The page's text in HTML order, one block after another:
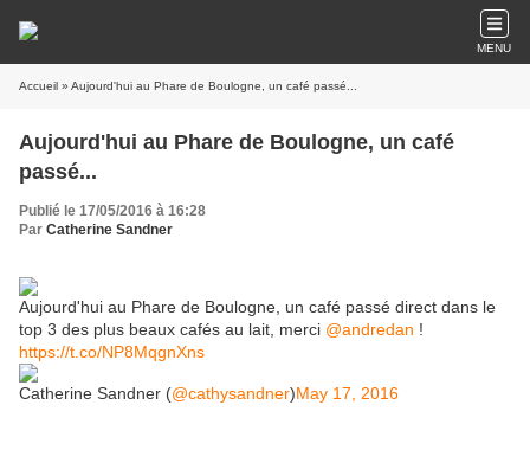
MENU
Accueil » Aujourd'hui au Phare de Boulogne, un café passé...
Aujourd'hui au Phare de Boulogne, un café
passé...
Publié le 17/05/2016 à 16:28
Par Catherine Sandner
Aujourd'hui au Phare de Boulogne, un café passé direct dans le
top 3 des plus beaux cafés au lait, merci @andredan !
https://t.co/NP8MqgnXns
Catherine Sandner (@cathysandner)May 17, 2016